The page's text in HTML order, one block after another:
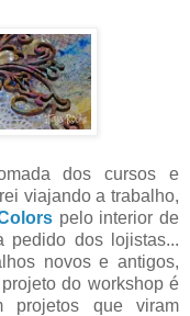
dos cursos e
viajando a trabalho,
pelo interior de
pedido dos lojistas...
novos e antigos,
do workshop é
projetos que viram